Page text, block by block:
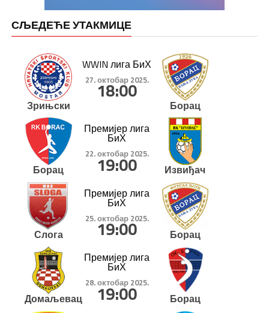
СЉЕДЕЋЕ УТАКМИЦЕ
Зрињски
WWIN лига БиХ
27. октобар 2025.
18:00
Борац
Борац
Премијер лига
БиХ
22. октобар 2025.
19:00 Извиђач
Слога
Премијер лига
БиХ
25. октобар 2025.
19:00 Борац
Домаљевац
Премијер лига
БиХ
28. октобар 2025.
19:00 Борац